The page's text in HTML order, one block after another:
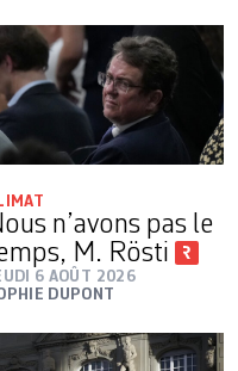
n’avons pas le
M. Rösti
6 AOÛT 2026
DUPONT